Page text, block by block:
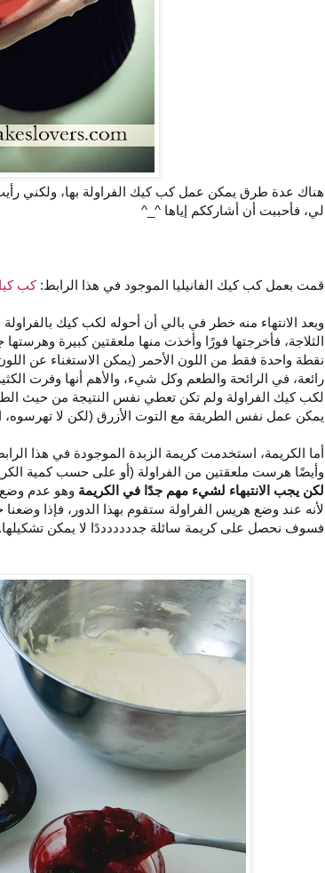
هناك عدة طرق يمكن عمل كب كيك الفراولة بها، ولكني
لي، فأحببت أن أشارككم إياها ^_^
قمت بعمل كب كيك الفانيليا الموجود في هذا الرابط:كب كيك
وبعد الانتهاء منه خطر في بالي أن أحوله لكب كيك
الثلاجة، فأخرجتها فورًا وأخذت منها ملعقتين كبيرة
نقطة واحدة فقط من اللون الأحمر (يمكن الاستغناء عن
رائعة، في الرائحة والطعم وكل شيء، والأهم أنها وفرت
لكب كيك الفراولة ولم تكن تعطي نفس النتيجة من حيث
يمكن عمل نفس الطريقة مع التوت الأزرق (لكن لا تهرسوه،
أما الكريمة، استخدمت كريمة الزبدة الموجودة في هذا
وأيضًا هرست ملعقتين من الفراولة (أو على حسب كمية
لكن يجب الانتبهاء لشيء مهم جدًا في الكريمة وهو عدم وضع
لأنه عند وضع هريس الفراولة ستقوم بهذا الدور، فإذا
فسوف نحصل على كريمة سائلة جدددددددًا لا يمكن تشكيلها.